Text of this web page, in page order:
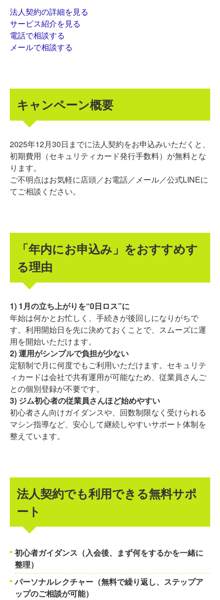
法人契約の詳細を見る
サービス紹介を見る
電話で相談する
メールで相談する
キャンペーン概要
2025年12月30日までに法人契約をお申込みいただくと、
初期費用（セキュリティカード発行手数料）が無料とな
ります。
ご不明点はお気軽に店頭／お電話／メール／公式LINEに
てご相談ください。
「年内にお申込み」をおすすめす
る理由
1) 1月の立ち上がりを“0日ロス”に
年始は何かとお忙しく、手続きが後回しになりがちで
す。利用開始日を先に決めておくことで、スムーズに運
用を開始いただけます。
2) 運用がシンプルで負担が少ない
定額制で月に何度でもご利用いただけます。セキュリテ
ィカードは会社で共有運用が可能なため、従業員さんご
との個別登録が不要です。
3) ジム初心者の従業員さんほど始めやすい
初心者さん向けガイダンスや、回数制限なく受けられる
マシン指導など、安心して継続しやすいサポート体制を
整えています。
法人契約でも利用できる無料サポ
ート
初心者ガイダンス（入会後、まず何をするかを一緒に
整理）
パーソナルレクチャー（無料で繰り返し、ステップア
ップのご相談が可能）